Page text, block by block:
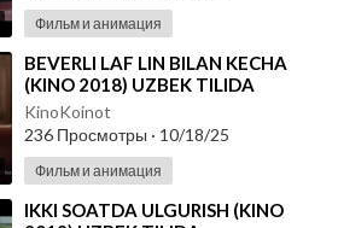
Фильм и анимация
⁣BEVERLI LAF LIN BILAN KECHA
(KINO 2018) UZBEK TILIDA
KinoKoinot
236 Просмотры · 10/18/25
Фильм и анимация
⁣IKKI SOATDA ULGURISH (KINO